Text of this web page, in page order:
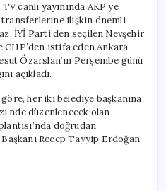
çıktı
için
canlı yayınında AKP’ye
transferlerine ilişkin önemli
İYİ Parti’den seçilen Nevşehir
CHP’den istifa eden Ankara
Özarslan’ın Perşembe günü
açıkladı.
göre, her iki belediye başkanına
düzenlenecek olan
doğrudan
Recep Tayyip Erdoğan